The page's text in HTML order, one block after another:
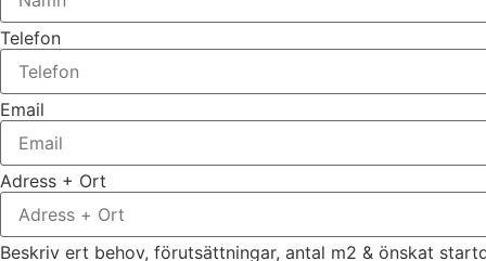
Telefon
Email
Adress + Ort
Beskriv ert behov, förutsättningar, antal m2 & önskat